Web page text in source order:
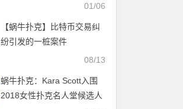
01/06
【蜗牛扑克】比特币交易纠
纷引发的一桩案件
08/13
蜗牛扑克：Kara Scott入围
2018女性扑克名人堂候选人